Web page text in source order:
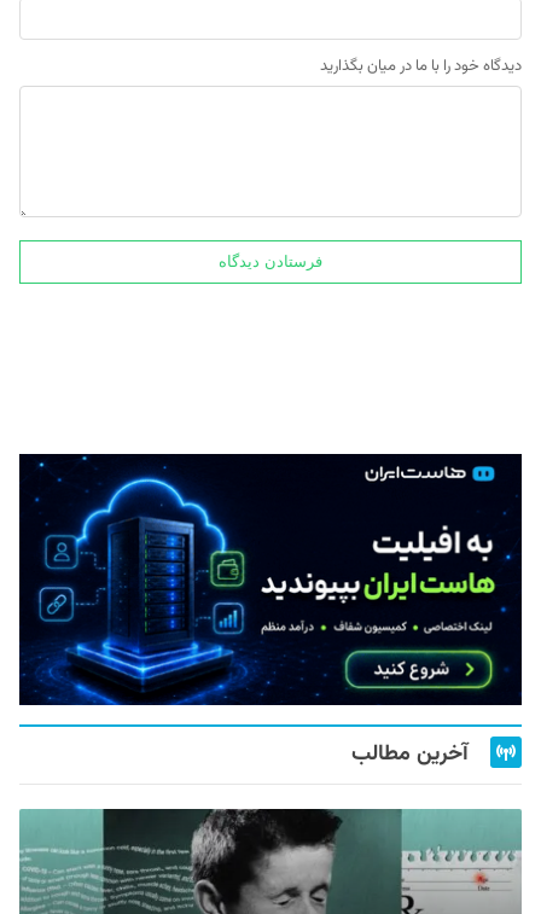
دیدگاه خود را با ما در میان بگذارید
آخرین مطالب